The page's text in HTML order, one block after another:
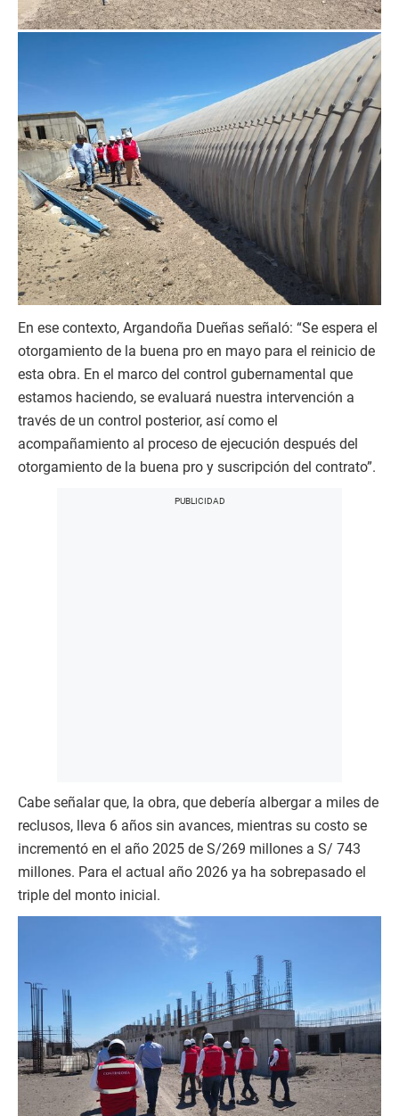
En ese contexto, Argandoña Dueñas señaló: “Se espera el
otorgamiento de la buena pro en mayo para el reinicio de
esta obra. En el marco del control gubernamental que
estamos haciendo, se evaluará nuestra intervención a
través de un control posterior, así como el
acompañamiento al proceso de ejecución después del
otorgamiento de la buena pro y suscripción del contrato”.
Cabe señalar que, la obra, que debería albergar a miles de
reclusos, lleva 6 años sin avances, mientras su costo se
incrementó en el año 2025 de S/269 millones a S/ 743
millones. Para el actual año 2026 ya ha sobrepasado el
triple del monto inicial.